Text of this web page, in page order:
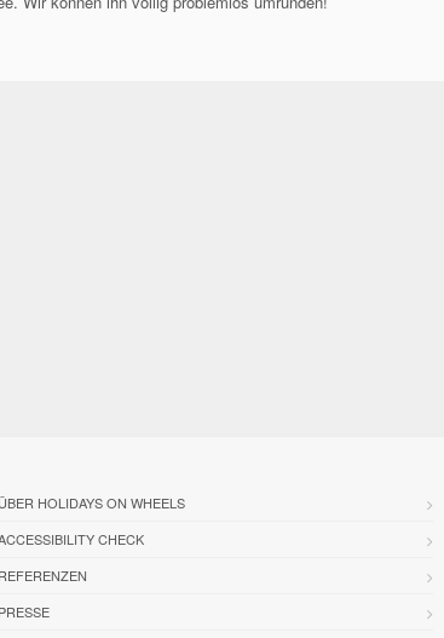
ÜBER HOLIDAYS ON WHEELS
CHECK
REFERENZEN
PRESSE